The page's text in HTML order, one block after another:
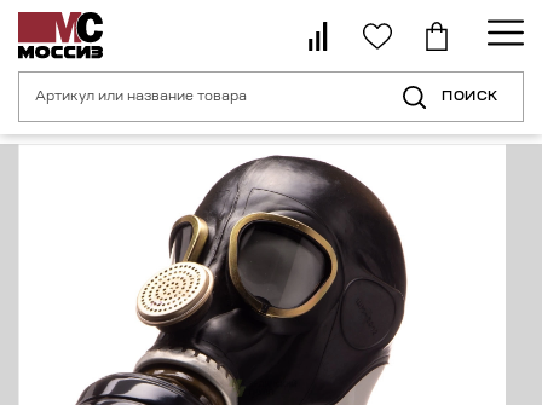
ПОИСК
Главная страница Средства индивидуальной защиты